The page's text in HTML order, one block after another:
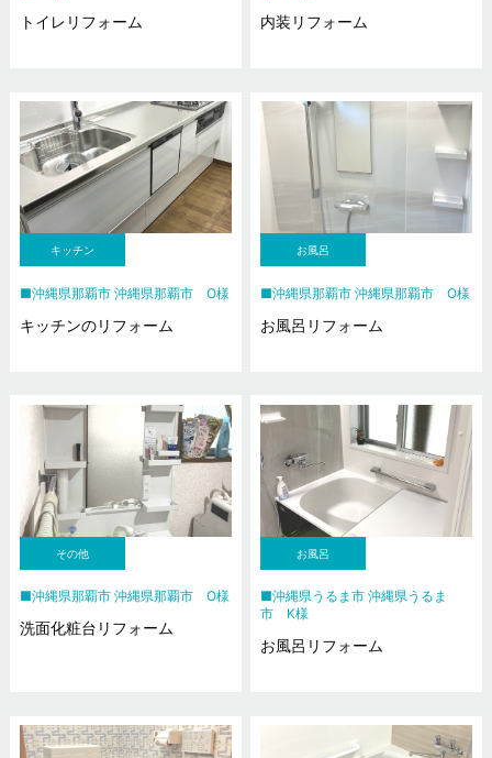
トイレリフォーム 内装リフォーム
キッチン
沖縄県那覇市 沖縄県那覇市 O様
キッチンのリフォーム
お風呂
沖縄県那覇市 沖縄県那覇市 O様
お風呂リフォーム
その他
沖縄県那覇市 沖縄県那覇市 O様
洗面化粧台リフォーム
お風呂
沖縄県うるま市 沖縄県うるま
市 K様
お風呂リフォーム